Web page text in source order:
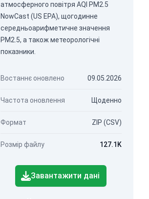
атмосферного повітря AQI PM2.5
NowCast (US EPA), щогодинне
середньоарифметичне значення
PM2.5, а також метеорологічні
показники.
Востаннє оновлено 09.05.2026
Частота оновлення Щоденно
Формат ZIP (CSV)
Розмір файлу 127.1K
Завантажити дані